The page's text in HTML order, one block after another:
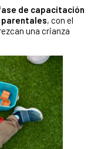
de capacitación
parentales, con el
una crianza